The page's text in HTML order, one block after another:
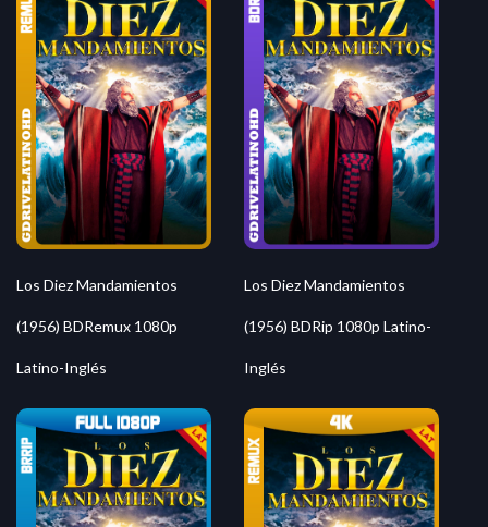
Los Diez Mandamientos
(1956) BDRemux 1080p
Latino-Inglés
Los Diez Mandamientos
(1956) BDRip 1080p Latino-
Inglés